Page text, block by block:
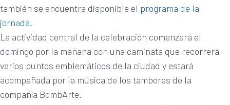
también se encuentra disponible el programa de la
jornada.
La actividad central de la celebración comenzará el
domingo por la mañana con una caminata que recorrerá
varios puntos emblemáticos de la ciudad y estará
acompañada por la música de los tambores de la
compañía BombArte.